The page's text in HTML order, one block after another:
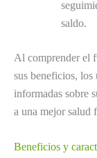
saldo.
Al comprender el
sus beneficios, los
informadas sobre
a una mejor salud
Beneficios y